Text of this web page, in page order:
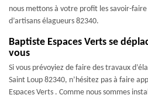
nous mettons à votre profit les savoir-
d’artisans élagueurs 82340.
Baptiste Espaces Verts se
vous
Si vous prévoyiez de faire des travaux
Saint Loup 82340, n’hésitez pas à faire
Espaces Verts . Comme nous sommes